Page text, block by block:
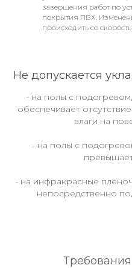
завершения работ по
покрытия ПВХ.
происходить со
Не допускается
- на полы с
обеспечивает
влаги на
- на полы с
- на инфракрасные
непосредственно